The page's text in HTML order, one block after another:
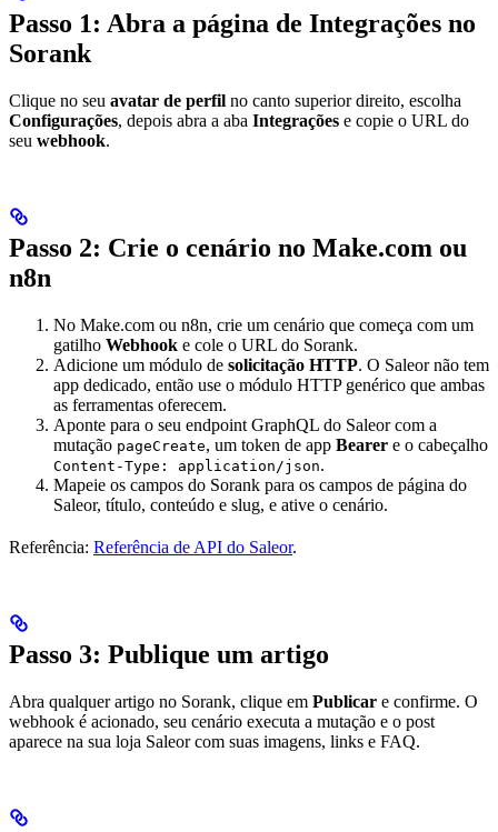
Passo 1: Abra a página de Integrações no
Sorank
Clique no seu avatar de perfil no canto superior direito, escolha
Configurações, depois abra a aba Integrações e copie o URL do
seu webhook.
Passo 2: Crie o cenário no Make.com ou
n8n
No Make.com ou n8n, crie um cenário que começa com um
gatilho Webhook e cole o URL do Sorank.
Adicione um módulo de solicitação HTTP. O Saleor não tem
app dedicado, então use o módulo HTTP genérico que ambas
as ferramentas oferecem.
Aponte para o seu endpoint GraphQL do Saleor com a
mutação pageCreate, um token de app Bearer e o cabeçalho
Content-Type: application/json.
Mapeie os campos do Sorank para os campos de página do
Saleor, título, conteúdo e slug, e ative o cenário.
Referência: Referência de API do Saleor.
Passo 3: Publique um artigo
Abra qualquer artigo no Sorank, clique em Publicar e confirme. O
webhook é acionado, seu cenário executa a mutação e o post
aparece na sua loja Saleor com suas imagens, links e FAQ.